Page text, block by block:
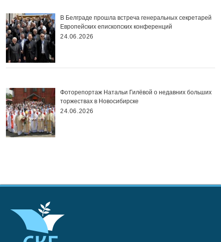
В Белграде прошла встреча генеральных секретарей
Европейских епископских конференций
24.06.2026
Фоторепортаж Натальи Гилёвой о недавних больших
торжествах в Новосибирске
24.06.2026